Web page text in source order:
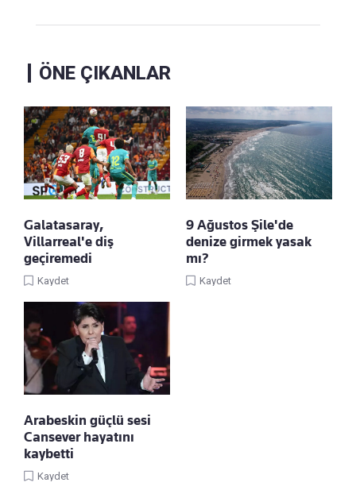
ÖNE ÇIKANLAR
Galatasaray,
Villarreal'e diş
geçiremedi
Kaydet
9 Ağustos Şile'de
denize girmek yasak
mı?
Kaydet
Arabeskin güçlü sesi
Cansever hayatını
kaybetti
Kaydet